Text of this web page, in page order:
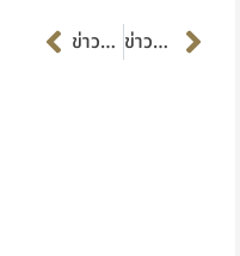
Prevข่าวก่อนหน้า ข่าวต่อไป Next